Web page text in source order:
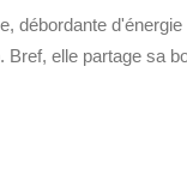
débordante
Bref, elle partage sa